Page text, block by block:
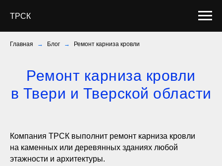
ТРСК
Главная → Блог → Ремонт карниза кровли
Ремонт карниза кровли
в Твери и Тверской области
Компания ТРСК выполнит ремонт карниза кровли
на каменных или деревянных зданиях любой
этажности и архитектуры.